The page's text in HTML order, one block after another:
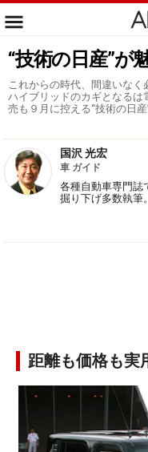
“技術の日産”が
これからの時代、間違いな
ハイブリッドのカギとなるは
売も９月に控える“技術の日
国沢 光宏
車 ガイド
各種自動車専門誌
掘り下げ多数執筆。
距離も価格も実